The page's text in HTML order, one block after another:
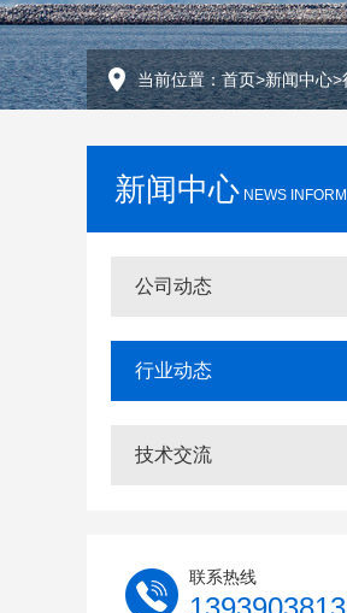
当前位置：首页>新闻中心>
新闻中心 NEWS
公司动态
行业动态
技术交流
联系热线